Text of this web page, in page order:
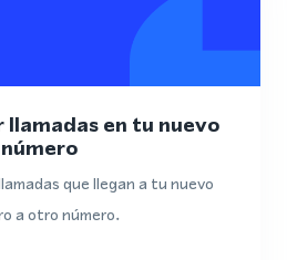
en tu nuevo
número
que llegan a tu nuevo
a otro número.